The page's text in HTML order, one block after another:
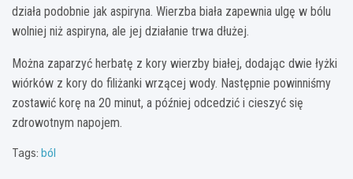
działa podobnie jak aspiryna. Wierzba biała zapewnia ulgę w bólu
wolniej niż aspiryna, ale jej działanie trwa dłużej.
Można zaparzyć herbatę z kory wierzby białej, dodając dwie łyżki
wiórków z kory do filiżanki wrzącej wody. Następnie powinniśmy
zostawić korę na 20 minut, a później odcedzić i cieszyć się
zdrowotnym napojem.
Tags: ból